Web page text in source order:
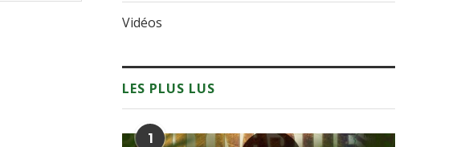
Vidéos
LES PLUS LUS
1